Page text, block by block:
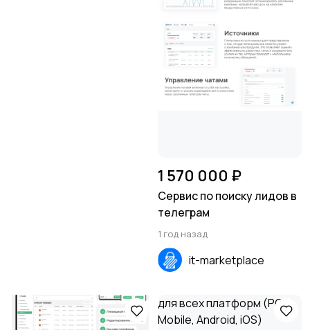
1 570 000 ₽
Сервис по поиску лидов в
телеграм
1 год назад
it-marketplace